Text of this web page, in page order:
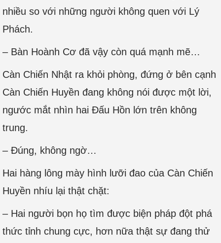
nhiều so với những người không quen với Lý
Phách.
– Bàn Hoành Cơ đã vậy còn quá mạnh mẽ…
Càn Chiến Nhật ra khỏi phòng, đứng ở bên cạnh
Càn Chiến Huyền đang không nói được một lời,
ngước mắt nhìn hai Đấu Hồn lớn trên không
trung.
– Đúng, không ngờ…
Hai hàng lông mày hình lưỡi đao của Càn Chiến
Huyền nhíu lại thật chặt:
– Hai người bọn họ tìm được biện pháp đột phá
thức tỉnh chung cực, hơn nữa thật sự đang thử